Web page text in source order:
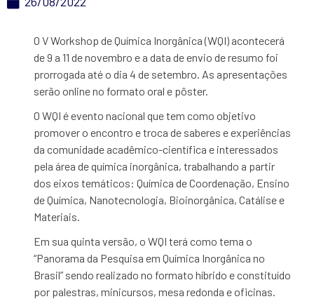
O V Workshop de Química Inorgânica (WQI) acontecerá
de 9 a 11 de novembro e a data de envio de resumo foi
prorrogada até o dia 4 de setembro. As apresentações
serão online no formato oral e pôster.
O WQI é evento nacional que tem como objetivo
promover o encontro e troca de saberes e experiências
da comunidade acadêmico-científica e interessados
pela área de química inorgânica, trabalhando a partir
dos eixos temáticos: Química de Coordenação, Ensino
de Química, Nanotecnologia, Bioinorgânica, Catálise e
Materiais.
Em sua quinta versão, o WQI terá como tema o
“Panorama da Pesquisa em Química Inorgânica no
Brasil” sendo realizado no formato híbrido e constituído
por palestras, minicursos, mesa redonda e oficinas.